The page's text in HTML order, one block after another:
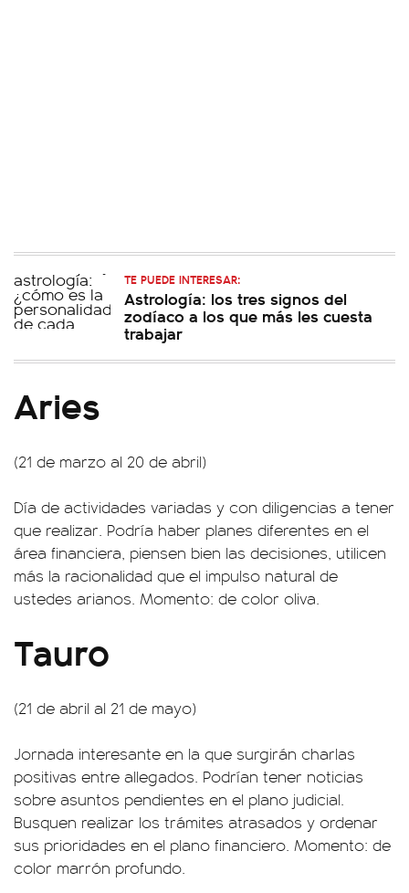
TE PUEDE INTERESAR:
Astrología: los tres signos del
zodíaco a los que más les cuesta
trabajar
Aries
(21 de marzo al 20 de abril)
Día de actividades variadas y con diligencias a tener
que realizar. Podría haber planes diferentes en el
área financiera, piensen bien las decisiones, utilicen
más la racionalidad que el impulso natural de
ustedes arianos. Momento: de color oliva.
Tauro
(21 de abril al 21 de mayo)
Jornada interesante en la que surgirán charlas
positivas entre allegados. Podrían tener noticias
sobre asuntos pendientes en el plano judicial.
Busquen realizar los trámites atrasados y ordenar
sus prioridades en el plano financiero. Momento: de
color marrón profundo.